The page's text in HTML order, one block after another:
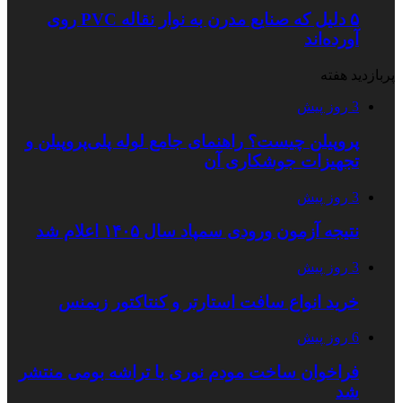
۵ دلیل که صنایع مدرن به نوار نقاله PVC روی
آورده‌اند
پربازدید هفته
3 روز پیش
پروپیلن چیست؟ راهنمای جامع لوله پلی‌پروپیلن و
تجهیزات جوشکاری آن
3 روز پیش
نتیجه آزمون ورودی سمپاد سال ۱۴۰۵ اعلام شد
3 روز پیش
خرید انواع سافت استارتر و کنتاکتور زیمنس
6 روز پیش
فراخوان ساخت مودم نوری با تراشه بومی منتشر
شد